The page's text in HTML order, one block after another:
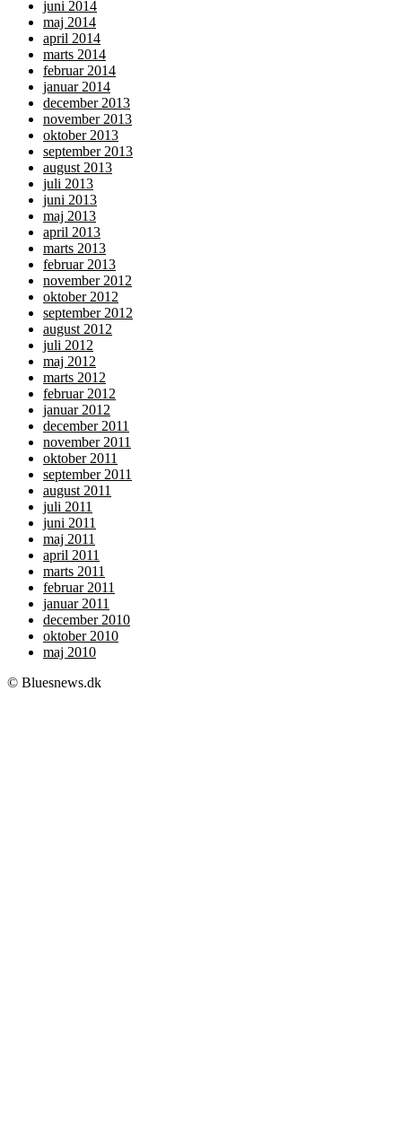
juni 2014
maj 2014
april 2014
marts 2014
februar 2014
januar 2014
december 2013
november 2013
oktober 2013
september 2013
august 2013
juli 2013
juni 2013
maj 2013
april 2013
marts 2013
februar 2013
november 2012
oktober 2012
september 2012
august 2012
juli 2012
maj 2012
marts 2012
februar 2012
januar 2012
december 2011
november 2011
oktober 2011
september 2011
august 2011
juli 2011
juni 2011
maj 2011
april 2011
marts 2011
februar 2011
januar 2011
december 2010
oktober 2010
maj 2010
© Bluesnews.dk